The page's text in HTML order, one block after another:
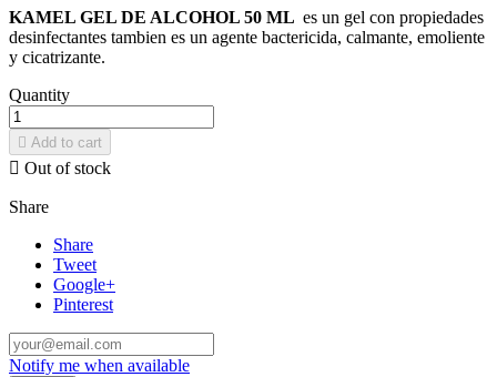
KAMEL GEL DE ALCOHOL 50 ML es un gel con propiedades
desinfectantes tambien es un agente bactericida, calmante, emoliente
y cicatrizante.
Quantity
 Add to cart
 Out of stock
Share
Share
Tweet
Google+
Pinterest
Notify me when available